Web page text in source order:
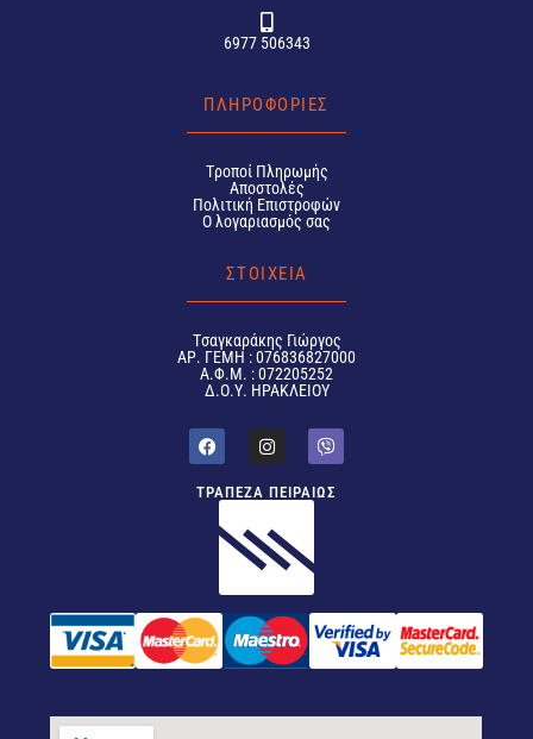
6977 506343
ΠΛΗΡΟΦΟΡΙΕΣ
Tροποί Πληρωμής
Αποστολές
Πολιτική Επιστροφών
Ο λογαριασμός σας
ΣΤΟΙΧΕΙΑ
Tσαγκαράκης Γιώργος
ΑΡ. ΓΕΜΗ : 076836827000
Α.Φ.Μ. : 072205252
Δ.Ο.Υ. ΗΡΑΚΛΕΙΟΥ
ΤΡΑΠΕΖΑ ΠΕΙΡΑΙΩΣ